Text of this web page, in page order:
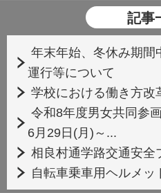
記事
年末年始、冬休み期間
運行等について
学校における働き方改
令和8年度男女共同参
6月29日(月)～...
相良村通学路交通安全
自転車乗車用ヘルメッ